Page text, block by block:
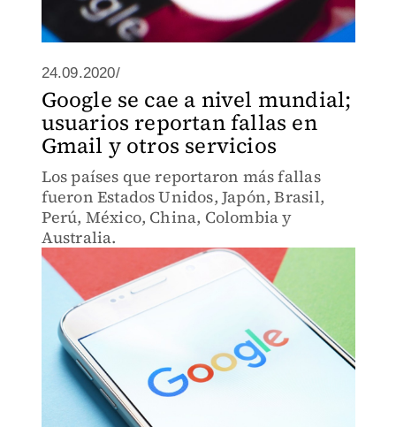
24.09.2020/
Google se cae a nivel mundial;
usuarios reportan fallas en
Gmail y otros servicios
Los países que reportaron más fallas
fueron Estados Unidos, Japón, Brasil,
Perú, México, China, Colombia y
Australia.